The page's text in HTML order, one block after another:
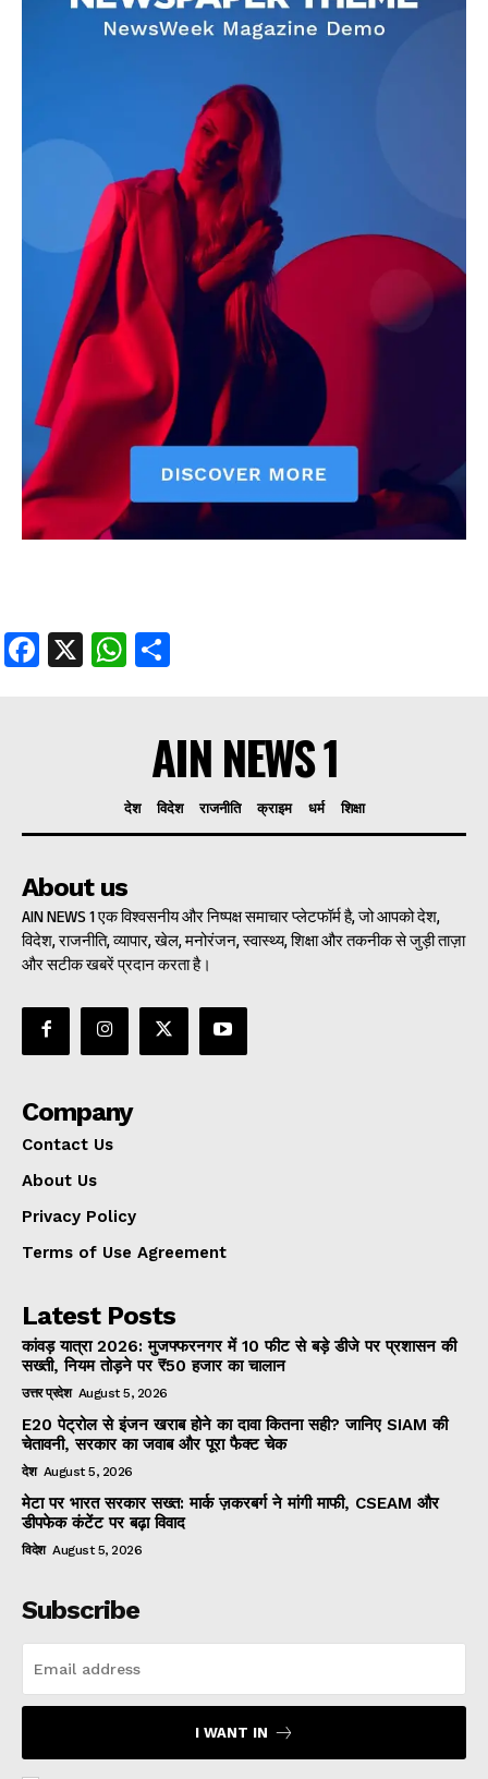
AIN NEWS 1
Contact Us
Privacy Policy
Terms of Use Agreement
Facebook
X WhatsApp
Share
Facebook
X WhatsApp
AIN NEWS 1
देश विदेश राजनीति क्राइम धर्म शिक्षा
About us
AIN NEWS 1 एक विश्वसनीय और निष्पक्ष समाचार प्लेटफॉर्म है, जो आपको देश,
विदेश, राजनीति, व्यापार, खेल, मनोरंजन, स्वास्थ्य, शिक्षा और तकनीक से जुड़ी ताज़ा
और सटीक खबरें प्रदान करता है।
Company
Contact Us
About Us
Privacy Policy
Terms of Use Agreement
Latest Posts
कांवड़ यात्रा 2026: मुजफ्फरनगर में 10 फीट से बड़े डीजे पर प्रशासन की
सख्ती, नियम तोड़ने पर ₹50 हजार का चालान
उत्तर प्रदेश August 5, 2026
E20 पेट्रोल से इंजन खराब होने का दावा कितना सही? जानिए SIAM की
चेतावनी, सरकार का जवाब और पूरा फैक्ट चेक
देश August 5, 2026
मेटा पर भारत सरकार सख्त: मार्क ज़करबर्ग ने मांगी माफी, CSEAM और
डीपफेक कंटेंट पर बढ़ा विवाद
विदेश August 5, 2026
Subscribe
I WANT IN